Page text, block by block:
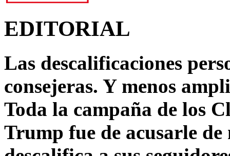
EDITORIAL
Las descalificaciones
consejeras. Y menos
Toda la campaña de los
Trump fue de acusarle